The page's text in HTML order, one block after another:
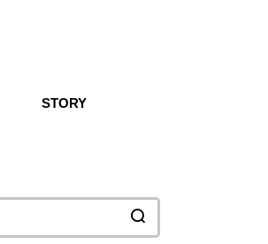
STORY